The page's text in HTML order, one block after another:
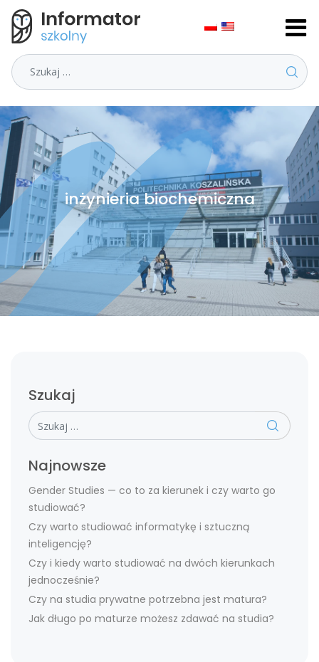
Szukaj
inżynieria biochemiczna
Szukaj
Szukaj
Najnowsze
Gender Studies — co to za kierunek i czy warto go
studiować?
Czy warto studiować informatykę i sztuczną
inteligencję?
Czy i kiedy warto studiować na dwóch kierunkach
jednocześnie?
Czy na studia prywatne potrzebna jest matura?
Jak długo po maturze możesz zdawać na studia?